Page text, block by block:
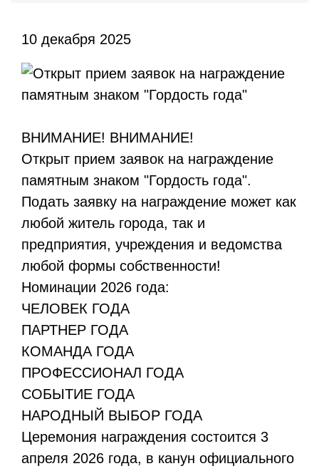
10 декабря 2025
ВНИМАНИЕ! ВНИМАНИЕ!
Открыт прием заявок на награждение
памятным знаком "Гордость года".
Подать заявку на награждение может как
любой житель города, так и
предприятия, учреждения и ведомства
любой формы собственности!
Номинации 2026 года:
ЧЕЛОВЕК ГОДА
ПАРТНЕР ГОДА
КОМАНДА ГОДА
ПРОФЕССИОНАЛ ГОДА
СОБЫТИЕ ГОДА
НАРОДНЫЙ ВЫБОР ГОДА
Церемония награждения состоится 3
апреля 2026 года, в канун официального